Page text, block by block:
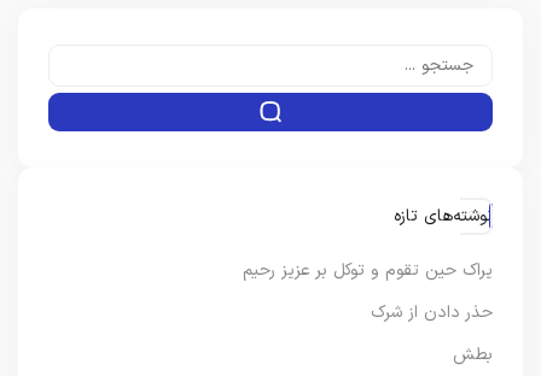
نوشته‌های تازه
یراک حین تقوم و توکل بر عزیز رحیم
حذر دادن از شرک
بطش